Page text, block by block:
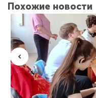
Похожие новости